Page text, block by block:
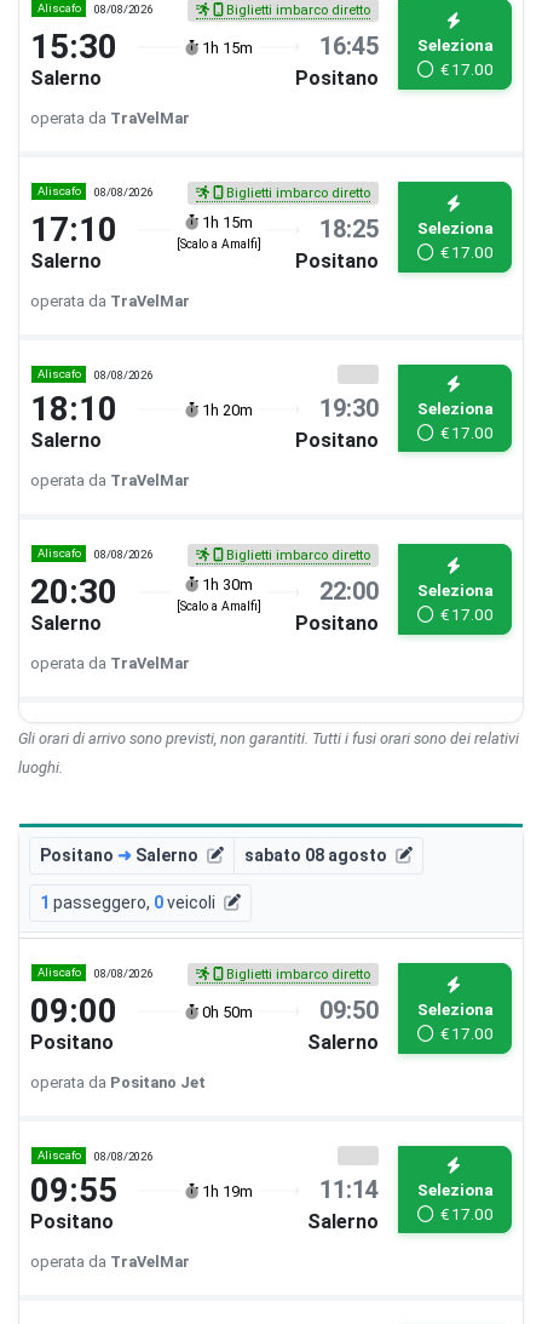
Aliscafo 08/08/2026 Biglietti imbarco diretto
15:30 1h 15m 16:45
Salerno Positano
Seleziona
€17.00
operata da TraVelMar
Aliscafo 08/08/2026 Biglietti imbarco diretto
17:10 1h 15m
[Scalo a Amalfi]
18:25
Salerno Positano
Seleziona
€17.00
operata da TraVelMar
Aliscafo 08/08/2026
18:10 1h 20m 19:30
Salerno Positano
Seleziona
€17.00
operata da TraVelMar
Aliscafo 08/08/2026 Biglietti imbarco diretto
20:30 1h 30m
[Scalo a Amalfi]
22:00
Salerno Positano
Seleziona
€17.00
operata da TraVelMar
Gli orari di arrivo sono previsti, non garantiti. Tutti i fusi orari sono dei relativi
luoghi.
Positano ➜ Salerno sabato 08 agosto
1 passeggero, 0veicoli
Aliscafo 08/08/2026 Biglietti imbarco diretto
09:00 0h 50m 09:50
Positano Salerno
Seleziona
€17.00
operata da Positano Jet
Aliscafo 08/08/2026
09:55 1h 19m 11:14
Positano Salerno
Seleziona
€17.00
operata da TraVelMar